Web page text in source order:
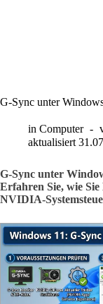
G-Sync unter
in Computer
aktualisiert
G-Sync unter
Erfahren Sie, wie
NVIDIA-